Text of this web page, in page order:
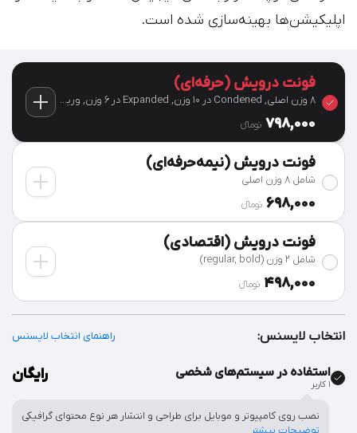
اپلیکیشن‌ها بهینه‌سازی شده است.
فونت درویش (حرفه‌ای)
8 وزن اصلی, Condened در 10 وزن, Expanded در 6 وزن, وریبل
798,000 تومان‫ء‬
فونت درویش (نیمه‌حرفه‌ای)
شامل 8 وزن اصلی
698,000 تومان‫ء‬
فونت درویش (اقتصادی)
شامل 2 وزن (regular, bold)
498,000 تومان‫ء‬
انتخاب لایسنس: راهنمای انتخاب لایسنس
استفاده در سیستم‌های شخصی
۱ کاربر
رایگان
نصب روی کامپیوتر و موبایل برای طراحی و انتشار هر نوع محتوای گرافیکی
توضیحات بیشتر